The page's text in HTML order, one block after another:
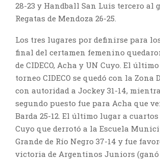
28-23 y Handball San Luis tercero al
Regatas de Mendoza 26-25.
Los tres lugares por definirse para
final del certamen femenino
de CIDECO, Acha y UN Cuyo. El
torneo CIDECO se quedó con la Zona
con autoridad a Jockey 31-14,
segundo puesto fue para Acha que
Barda 25-12. El último lugar a
Cuyo que derrotó a la Escuela
Grande de Río Negro 37-14 y fue
victoria de Argentinos Juniors (ganó